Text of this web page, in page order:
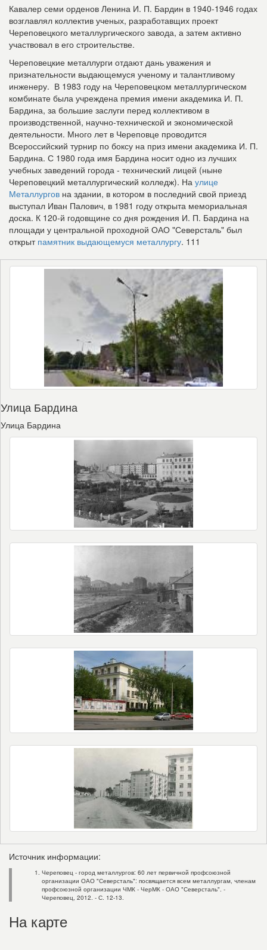
Кавалер семи орденов Ленина И. П. Бардин в 1940-1946 годах
возглавлял коллектив ученых, разработавщих проект
Череповецкого металлургического завода, а затем активно
участвовал в его строительстве.
Череповецкие металлурги отдают дань уважения и
признательности выдающемуся ученому и талантливому
инженеру. В 1983 году на Череповецком металлургическом
комбинате была учреждена премия имени академика И. П.
Бардина, за большие заслуги перед коллективом в
производственной, научно-технической и экономической
деятельности. Много лет в Череповце проводится
Всероссийский турнир по боксу на приз имени академика И. П.
Бардина. С 1980 года имя Бардина носит одно из лучших
учебных заведений города - технический лицей (ныне
Череповецкий металлургический колледж). На улице
Металлургов на здании, в котором в последний свой приезд
выступал Иван Палович, в 1981 году открыта мемориальная
доска. К 120-й годовщине со дня рождения И. П. Бардина на
площади у центральной проходной ОАО "Северсталь" был
открыт памятник выдающемуся металлургу. 111
Улица Бардина
Улица Бардина
Источник информации:
Череповец - город металлургов: 60 лет первичной профсоюзной
организации ОАО "Северсталь": посвящается всем металлургам, членам
профсоюзной организации ЧМК - ЧерМК - ОАО "Северсталь". -
Череповец, 2012. - С. 12-13.
На карте